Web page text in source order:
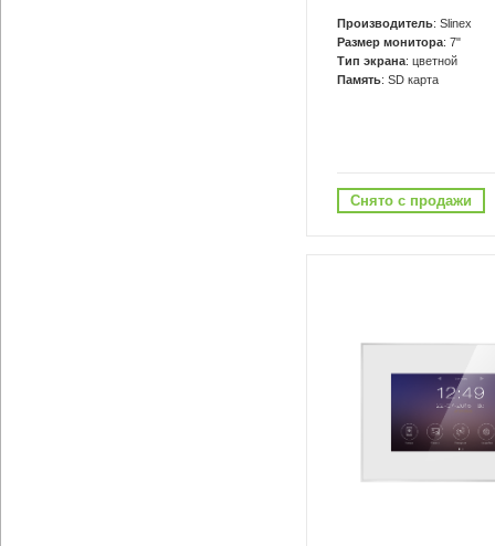
Производитель: Slinex
Размер монитора: 7"
Тип экрана: цветной
Память: SD карта
Снято с продажи